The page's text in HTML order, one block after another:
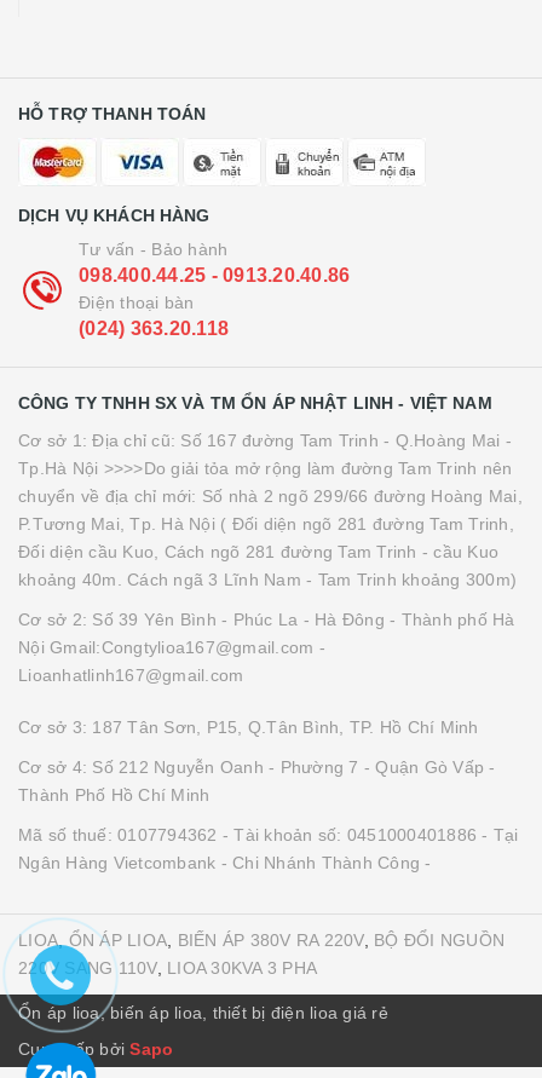
HỖ TRỢ THANH TOÁN
DỊCH VỤ KHÁCH HÀNG
Tư vấn - Bảo hành
098.400.44.25 - 0913.20.40.86
Điện thoại bàn
(024) 363.20.118
CÔNG TY TNHH SX VÀ TM ỔN ÁP NHẬT LINH - VIỆT NAM
Cơ sở 1: Địa chỉ cũ: Số 167 đường Tam Trinh - Q.Hoàng Mai -
Tp.Hà Nội >>>>Do giải tỏa mở rộng làm đường Tam Trinh nên
chuyển về địa chỉ mới: Số nhà 2 ngõ 299/66 đường Hoàng Mai,
P.Tương Mai, Tp. Hà Nội ( Đối diện ngõ 281 đường Tam Trinh,
Đối diện cầu Kuo, Cách ngõ 281 đường Tam Trinh - cầu Kuo
khoảng 40m. Cách ngã 3 Lĩnh Nam - Tam Trinh khoảng 300m)
Cơ sở 2: Số 39 Yên Bình - Phúc La - Hà Đông - Thành phố Hà
Nội Gmail:Congtylioa167@gmail.com -
Lioanhatlinh167@gmail.com
Cơ sở 3: 187 Tân Sơn, P15, Q.Tân Bình, TP. Hồ Chí Minh
Cơ sở 4: Số 212 Nguyễn Oanh - Phường 7 - Quận Gò Vấp -
Thành Phố Hồ Chí Minh
Mã số thuế: 0107794362 - Tài khoản số: 0451000401886 - Tại
Ngân Hàng Vietcombank - Chi Nhánh Thành Công -
LIOA ỔN ÁP LIOA BIẾN ÁP 380V RA 220V, BỘ ĐỔI NGUỒN
220V SANG 110V, LIOA 30KVA 3 PHA
Ổn áp lioa, biến áp lioa, thiết bị điện lioa giá rẻ
Cung cấp bởiSapo